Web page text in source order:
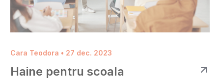
Cara Teodora • 27 dec. 2023
Haine pentru scoala